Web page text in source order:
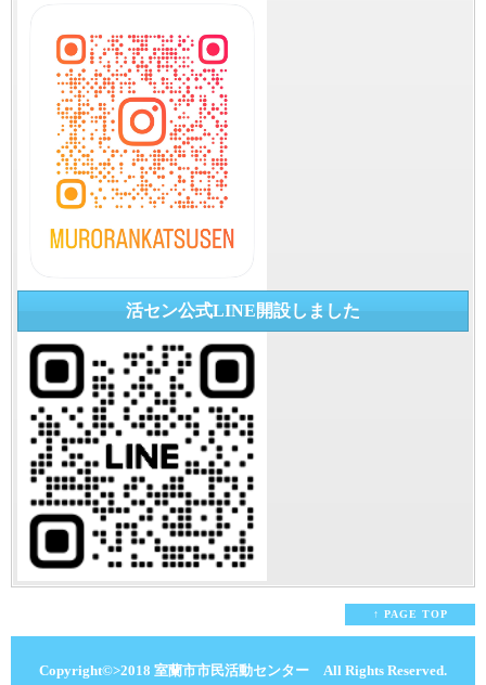
活セン公式LINE開設しました
↑ PAGE TOP
Copyright©>2018 室蘭市市民活動センター All Rights Reserved.